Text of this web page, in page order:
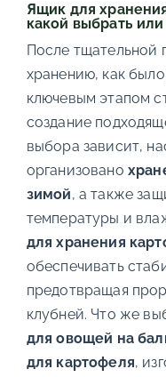
Ящик для
какой выбрать
После тщательной
хранению, как
ключевым этапом
создание
выбора зависит,
организовано
зимой, а также
температуры и
для хранения
обеспечивать
предотвращая
клубней. Что же
для овощей на
для картофеля,